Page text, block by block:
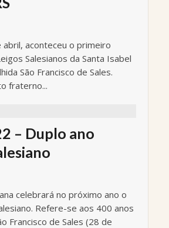
abril, aconteceu o primeiro
Salesianos da Santa Isabel
São Francisco de Sales.
fraterno...
– Duplo ano
celebrará no próximo ano o
Refere-se aos 400 anos
Francisco de Sales (28 de